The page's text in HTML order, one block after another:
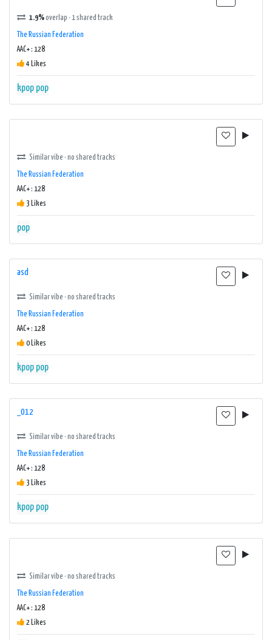
1.9%overlap · 1 shared track
The Russian Federation
AAC+ : 128
4 Likes
kpop pop
Similar vibe · no shared tracks
The Russian Federation
AAC+ : 128
3 Likes
pop
asd
Similar vibe · no shared tracks
The Russian Federation
AAC+ : 128
0 Likes
kpop pop
_012
Similar vibe · no shared tracks
The Russian Federation
AAC+ : 128
3 Likes
kpop pop
Similar vibe · no shared tracks
The Russian Federation
AAC+ : 128
2 Likes